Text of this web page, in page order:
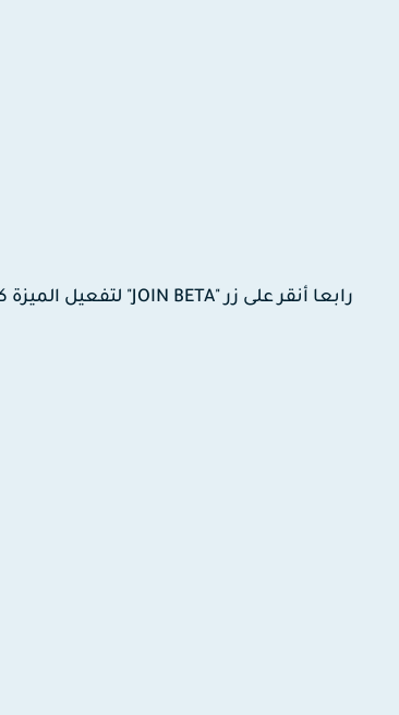
رابعا أنقر على زر "JOIN BETA" لتفعيل الميزة كما هو موضح في الصورة أسفله.